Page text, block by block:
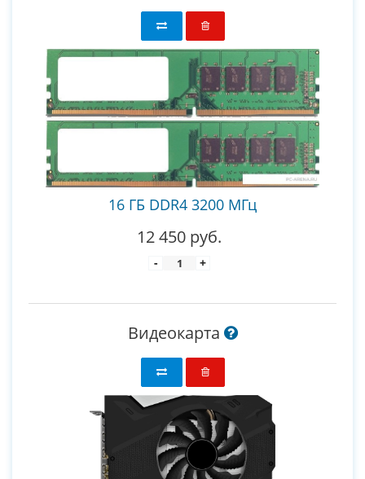
16 ГБ DDR4 3200 МГц
12 450 руб.
- +
Видеокарта